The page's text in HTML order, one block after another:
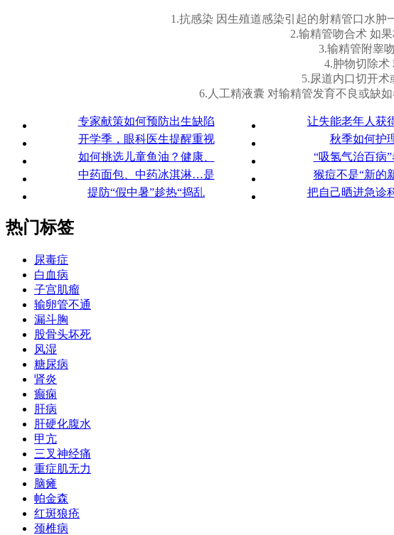
1.抗感染 因生殖道感染引起的射精管口水肿
2.输精管吻合术 如
3.输精管附睾
4.肿物切除术
5.尿道内口切开术
6.人工精液囊 对输精管发育不良或缺
专家献策如何预防出生缺陷 让失能老年人获
开学季，眼科医生提醒重视
秋季如何护
如何挑选儿童鱼油？健康、
“吸氢气治百病
中药面包、中药冰淇淋…是
猴痘不是“新的
提防“假中暑”趁热“捣乱
把自己晒进急诊
热门标签
尿毒症
白血病
子宫肌瘤
输卵管不通
漏斗胸
股骨头坏死
风湿
糖尿病
肾炎
癫痫
肝病
肝硬化腹水
甲亢
三叉神经痛
重症肌无力
脑瘫
帕金森
红斑狼疮
颈椎病